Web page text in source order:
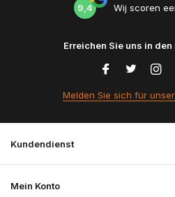
9,4 Wij scoren
Erreichen Sie uns in
Melden Sie sich für
Kundendienst
Mein Konto